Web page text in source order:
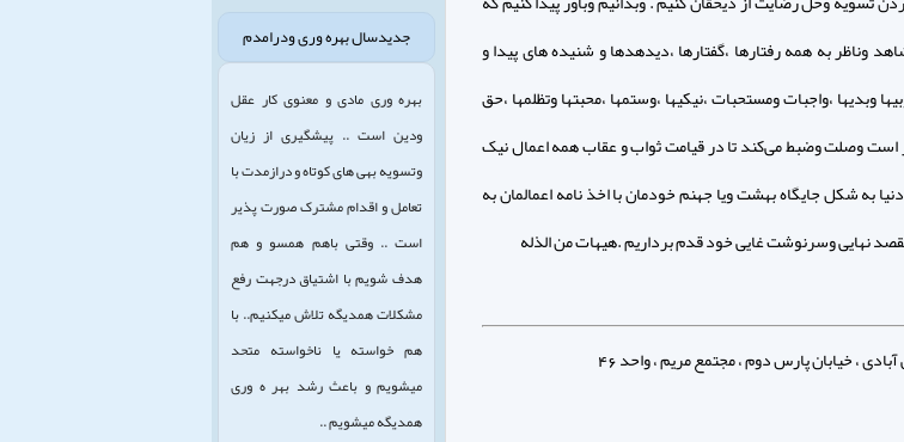
جدیدسال بهره وری ودرامدم
بهره وری مادی و معنوی کار عقل
ودین است .. پیشگیری از زیان
وتسویه بهی های کوتاه و درازمدت با
تعامل و اقدام مشترک صورت پذیر
است .. وقتی باهم همسو و هم
هدف شویم با اشتیاق درجهت رفع
مشکلات همدیگه تلاش میکنیم.. با
هم خواسته یا ناخواسته متحد
میشویم و باعث رشد بهر ه وری
همدیگه میشویم ..
وناظر به همه رفتارها ،گفتارها ،دیدهدها و شنیده های پیدا و
وبدیها ،واجبات ومستحبات ،نیکیها ،وستمها ،محبتها وتظلمها ،حق
است وصلت وضبط می‌کند تا در قیامت ثواب و عقاب همه اعمال نیک
به شکل جایگاه بهشت ویا جهنم خودمان با اخذ نامه اعمالمان به
نهایی وسرنوشت غایی خود قدم برداریم .هیهات من الذله
، خیابان پارس دوم ، مجتمع مریم ، واحد 46